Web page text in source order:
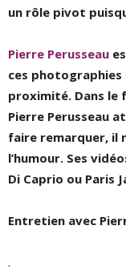
un rôle pivot
Pierre Perusseau
ces
proximité. Dans le
Pierre Perusseau
faire remarquer, il
l’humour. Ses
Di Caprio ou Paris
Entretien avec
.